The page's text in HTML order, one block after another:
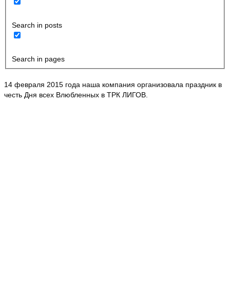
Search in posts
Search in pages
14 февраля 2015 года наша компания организовала праздник в
честь Дня всех Влюбленных в ТРК ЛИГОВ.